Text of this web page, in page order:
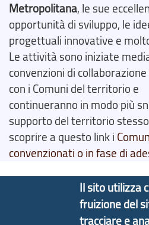
Metropolitana, le sue
opportunità di sviluppo, le
progettuali innovative e
Le attività sono iniziate
convenzioni di
con i Comuni del territorio e
continueranno in modo più
supporto del territorio
scoprire a questo link i
convenzionati o in fase di
Copyright © 2017 Città
Il sito utilizza
fruizione del
tracciare e